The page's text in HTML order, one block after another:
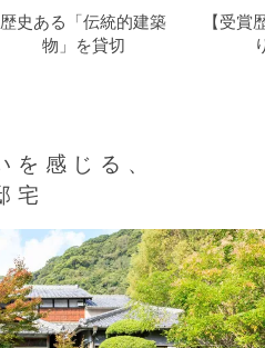
歴史ある「伝統的建築
物」を貸切
【受賞
を感じる、
宅